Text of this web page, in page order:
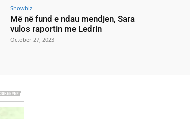
Showbiz
Më në fund e ndau mendjen, Sara
vulos raportin me Ledrin
October 27, 2023